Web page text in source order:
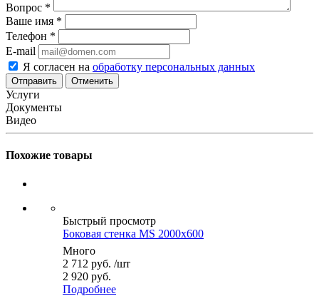
Вопрос *
Ваше имя *
Телефон *
E-mail
Я согласен на обработку персональных данных
Отменить
Услуги
Документы
Видео
Похожие товары
Быстрый просмотр
Боковая стенка MS 2000x600
Много
2 712 руб. /шт
2 920 руб.
Подробнее